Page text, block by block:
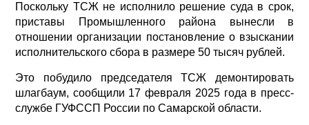
Поскольку ТСЖ не исполнило решение суда в срок,
приставы Промышленного района вынесли в
отношении организации постановление о взыскании
исполнительского сбора в размере 50 тысяч рублей.
Это побудило председателя ТСЖ демонтировать
шлагбаум, сообщили 17 февраля 2025 года в пресс-
службе ГУФССП России по Самарской области.